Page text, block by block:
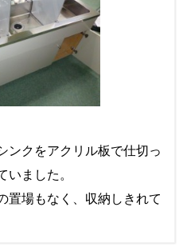
ンクをアクリル板で仕切っ
ました。
置場もなく、収納しきれて